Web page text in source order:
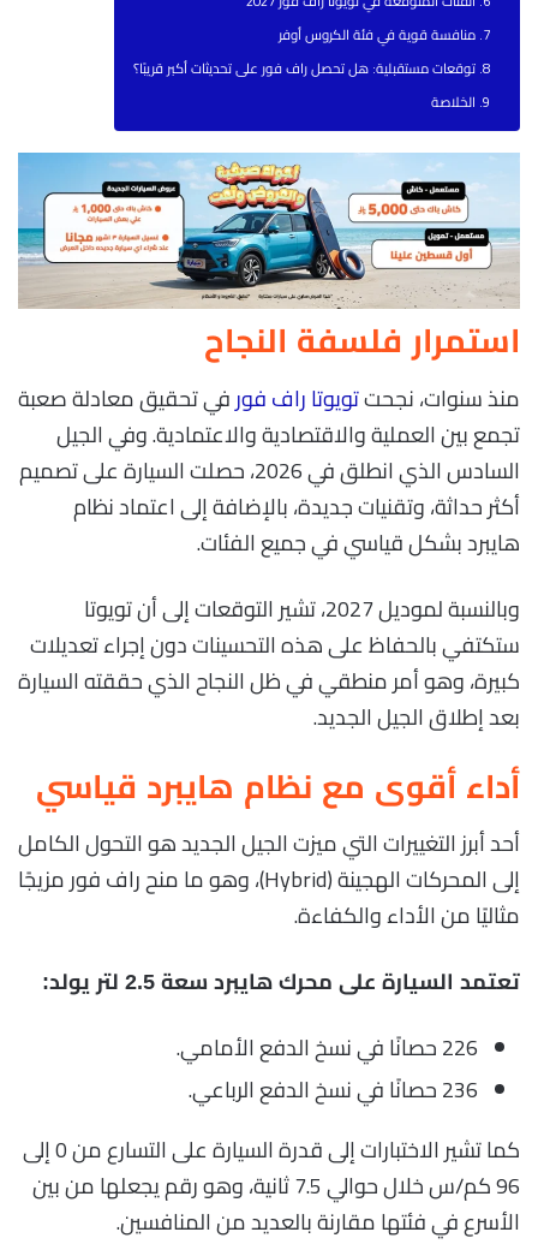
منافسة قوية في فئة الكروس أوفر
توقعات مستقبلية: هل تحصل راف فور على تحديثات أكبر قريبًا؟
الخلاصة
استمرار فلسفة النجاح
منذ سنوات، نجحتتويوتا راف فورفي تحقيق معادلة صعبة
تجمع بين العملية والاقتصادية والاعتمادية. وفي الجيل
السادس الذي انطلق في 2026، حصلت السيارة على تصميم
أكثر حداثة، وتقنيات جديدة، بالإضافة إلى اعتماد نظام
هايبرد بشكل قياسي في جميع الفئات.
وبالنسبة لموديل 2027، تشير التوقعات إلى أن تويوتا
ستكتفي بالحفاظ على هذه التحسينات دون إجراء تعديلات
كبيرة، وهو أمر منطقي في ظل النجاح الذي حققته السيارة
بعد إطلاق الجيل الجديد.
أداء أقوى مع نظام هايبرد قياسي
أحد أبرز التغييرات التي ميزت الجيل الجديد هو التحول الكامل
إلى المحركات الهجينة (Hybrid)، وهو ما منح راف فور مزيجًا
مثاليًا من الأداء والكفاءة.
تعتمد السيارة على محرك هايبرد سعة 2.5 لتر يولد:
226 حصانًا في نسخ الدفع الأمامي.
236 حصانًا في نسخ الدفع الرباعي.
كما تشير الاختبارات إلى قدرة السيارة على التسارع من 0 إلى
96 كم/س خلال حوالي 7.5 ثانية، وهو رقم يجعلها من بين
الأسرع في فئتها مقارنة بالعديد من المنافسين.